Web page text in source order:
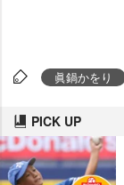
眞鍋かをり
PICK UP